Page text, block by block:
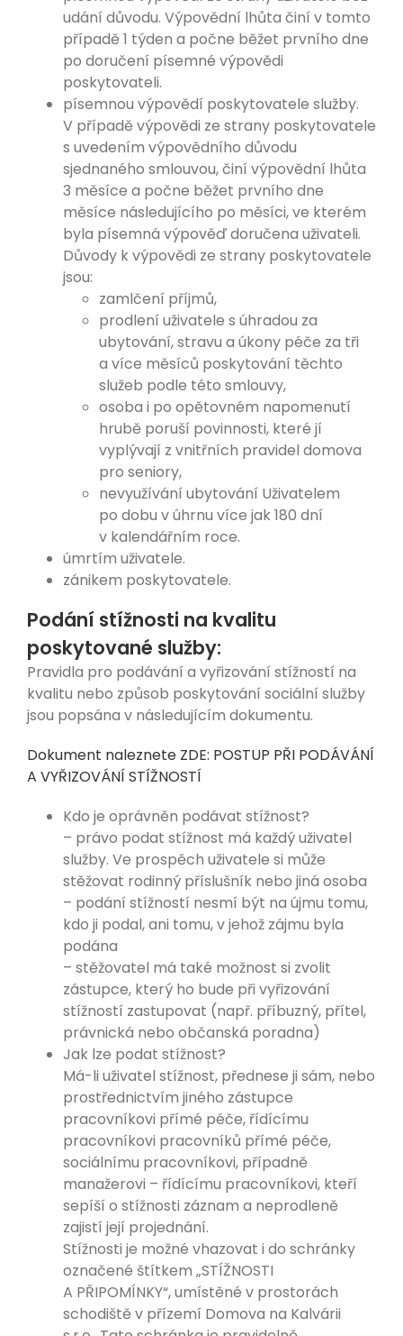
udání důvodu. Výpovědní lhůta činí v tomto
případě 1 týden a počne běžet prvního dne
po doručení písemné výpovědi
poskytovateli.
písemnou výpovědí poskytovatele služby.
V případě výpovědi ze strany poskytovatele
s uvedením výpovědního důvodu
sjednaného smlouvou, činí výpovědní lhůta
3 měsíce a počne běžet prvního dne
měsíce následujícího po měsíci, ve kterém
byla písemná výpověď doručena uživateli.
Důvody k výpovědi ze strany poskytovatele
jsou:
zamlčení příjmů,
prodlení uživatele s úhradou za
ubytování, stravu a úkony péče za tři
a více měsíců poskytování těchto
služeb podle této smlouvy,
osoba i po opětovném napomenutí
hrubě poruší povinnosti, které jí
vyplývají z vnitřních pravidel domova
pro seniory,
nevyužívání ubytování Uživatelem
po dobu v úhrnu více jak 180 dní
v kalendářním roce.
úmrtím uživatele.
zánikem poskytovatele.
Podání stížnosti na kvalitu
poskytované služby:
Pravidla pro podávání a vyřizování stížností na
kvalitu nebo způsob poskytování sociální služby
jsou popsána v následujícím dokumentu.
Dokument naleznete ZDE: POSTUP PŘI PODÁVÁNÍ
A VYŘIZOVÁNÍ STÍŽNOSTÍ
Kdo je oprávněn podávat stížnost?
– právo podat stížnost má každý uživatel
služby. Ve prospěch uživatele si může
stěžovat rodinný příslušník nebo jiná osoba
– podání stížností nesmí být na újmu tomu,
kdo ji podal, ani tomu, v jehož zájmu byla
podána
– stěžovatel má také možnost si zvolit
zástupce, který ho bude při vyřizování
stížností zastupovat (např. příbuzný, přítel,
právnická nebo občanská poradna)
Jak lze podat stížnost?
Má-li uživatel stížnost, přednese ji sám, nebo
prostřednictvím jiného zástupce
pracovníkovi přímé péče, řídícímu
pracovníkovi pracovníků přímé péče,
sociálnímu pracovníkovi, případně
manažerovi – řídícímu pracovníkovi, kteří
sepíší o stížnosti záznam a neprodleně
zajistí její projednání.
Stížnosti je možné vhazovat i do schránky
označené štítkem „STÍŽNOSTI
A PŘIPOMÍNKY“, umístěné v prostorách
schodiště v přízemí Domova na Kalvárii